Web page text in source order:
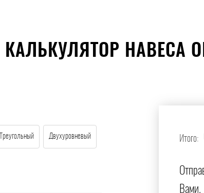
КАЛЬКУЛЯТОР НАВЕСА
Треугольный Двухуровневый Итого:
Вами.